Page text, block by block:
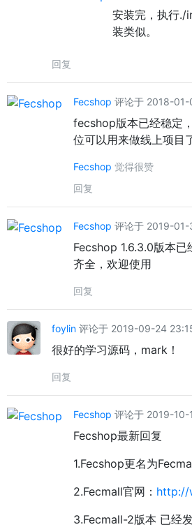
安装完，执行./
装类似。
回复
Fecshop 评论于 2018-
fecshop版本已经稳定
位可以用来做线上项目
Fecshop 觉得很赞
回复
Fecshop 评论于 2019-01-
Fecshop 1.6.3.0版本已
齐全，欢迎使用
回复
foylin 评论于 2019-09-24
很好的学习源码，mark！
回复
Fecshop 评论于 2019-10-
Fecshop最新回复
1.Fecshop更名为
2.Fecmall官网： http://
3.Fecmall-2版本 已经